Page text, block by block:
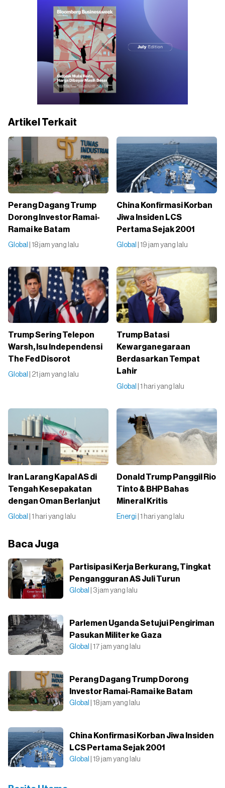
Artikel Terkait
Perang Dagang Trump
Dorong Investor Ramai-
Ramai ke Batam
Global | 18 jam yang lalu
China Konfirmasi Korban
Jiwa Insiden LCS
Pertama Sejak 2001
Global | 19 jam yang lalu
Trump Sering Telepon
Warsh, Isu Independensi
The Fed Disorot
Global | 21 jam yang lalu
Trump Batasi
Kewarganegaraan
Berdasarkan Tempat
Lahir
Global | 1 hari yang lalu
Iran Larang Kapal AS di
Tengah Kesepakatan
dengan Oman Berlanjut
Global | 1 hari yang lalu
Donald Trump Panggil Rio
Tinto & BHP Bahas
Mineral Kritis
Energi | 1 hari yang lalu
Baca Juga
Partisipasi Kerja Berkurang, Tingkat
Pengangguran AS Juli Turun
Global | 3 jam yang lalu
Parlemen Uganda Setujui Pengiriman
Pasukan Militer ke Gaza
Global | 17 jam yang lalu
Perang Dagang Trump Dorong
Investor Ramai-Ramai ke Batam
Global | 18 jam yang lalu
China Konfirmasi Korban Jiwa Insiden
LCS Pertama Sejak 2001
Global | 19 jam yang lalu